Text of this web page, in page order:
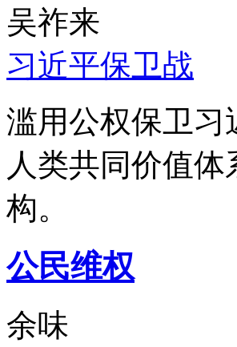
吴祚来
习近平保卫战
滥用公权保卫习
人类共同价值
构。
公民维权
余味